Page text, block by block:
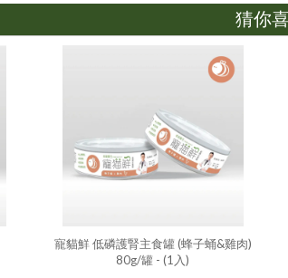
猜你
寵貓鮮 低磷護腎主食罐 (蜂子蛹&雞肉)
80g/罐 - (1入)